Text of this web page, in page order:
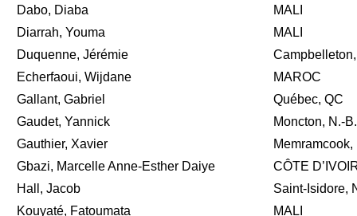
Dabo, Diaba
MALI
Diarrah, Youma
MALI
Duquenne, Jérémie
Echerfaoui, Wijdane
MAROC
Gallant, Gabriel
Québec, QC
Gaudet, Yannick
Moncton, N.-B.
Gauthier, Xavier
Memramcook,
Gbazi, Marcelle Anne-Esther Daiye
CÔTE
Hall, Jacob
Saint-Isidore,
Kouyaté, Fatoumata
MALI